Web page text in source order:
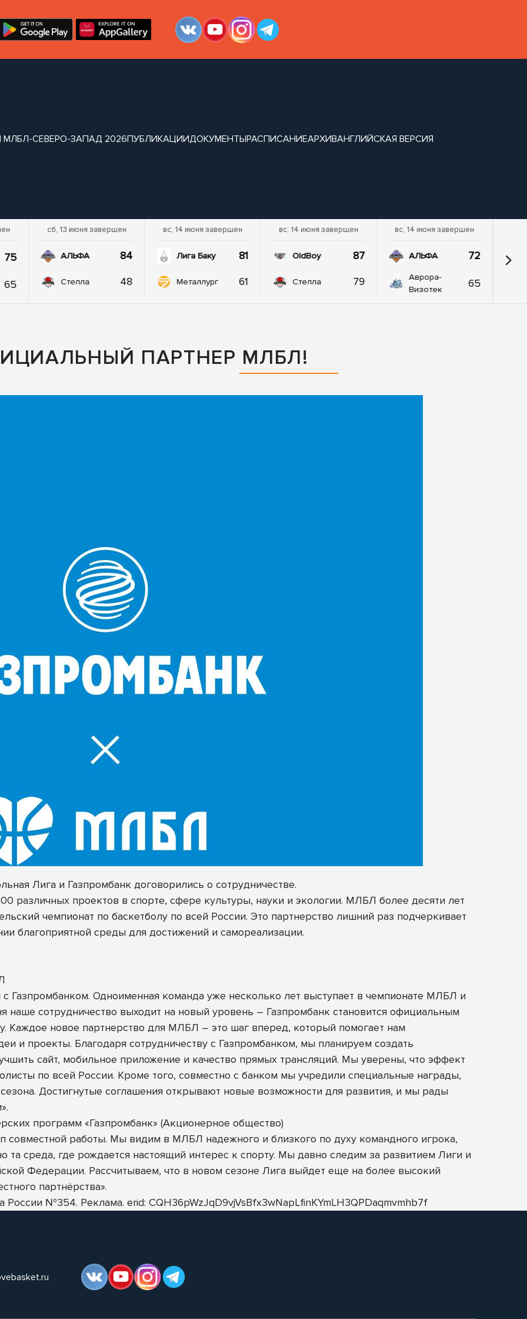
СЕВЕРО-ЗАПАД 2026ПУБЛИКАЦИИДОКУМЕНТЫРАСПИСАНИЕАРХИВАНГЛИЙСКАЯ ВЕРСИЯ
75
65
сб, 13 июня завершен
АЛЬФА 84
Стелла 48
вс, 14 июня завершен
Лига Баку 81
Металлург 61
вс, 14 июня завершен
OldBoy 87
Стелла 79
вс, 14 июня завершен
АЛЬФА 72
Аврора-
Визотек
65
ПАРТНЕР МЛБЛ!
Лига и Газпромбанк договорились о сотрудничестве.
различных проектов в спорте, сфере культуры, науки и экологии. МЛБЛ более десяти лет
чемпионат по баскетболу по всей России. Это партнерство лишний раз подчеркивает
благоприятной среды для достижений и самореализации.
Газпромбанком. Одноименная команда уже несколько лет выступает в чемпионате МЛБЛ и
наше сотрудничество выходит на новый уровень – Газпромбанк становится официальным
Каждое новое партнерство для МЛБЛ – это шаг вперед, который помогает нам
и проекты. Благодаря сотрудничеству с Газпромбанком, мы планируем создать
сайт, мобильное приложение и качество прямых трансляций. Мы уверены, что эффект
по всей России. Кроме того, совместно с банком мы учредили специальные награды,
Достигнутые соглашения открывают новые возможности для развития, и мы рады
программ «Газпромбанк» (Акционерное общество)
совместной работы. Мы видим в МЛБЛ надежного и близкого по духу командного игрока,
та среда, где рождается настоящий интерес к спорту. Мы давно следим за развитием Лиги и
Федерации. Рассчитываем, что в новом сезоне Лига выйдет еще на более высокий
партнёрства».
№354. Реклама. erid: CQH36pWzJqD9vjVsBfx3wNapLfinKYmLH3QPDaqmvmhb7f